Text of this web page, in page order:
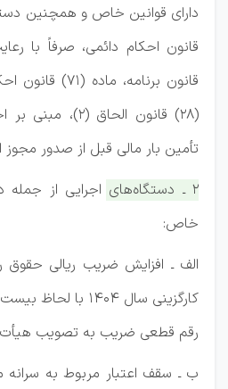
قانون برنامه،
(28) قانون الحاق
تأمین بار مالی قبل از صدور
2 ـ دستگاه‌های اجرایی از جمله
خاص:
الف ـ افزایش ضریب ریالی
کارگزینی سال 1404
رقم قطعی ضریب به تصویب هیأت
ب ـ سقف اعتبار مربوط به سرانه